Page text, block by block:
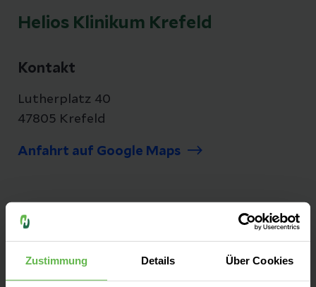
Zustimmung Details Über Cookies
Helios Klinikum Krefeld
Kontakt
Lutherplatz 40
47805 Krefeld
Anfahrt auf Google Maps
Als modernes Haus der Maximalversorgung
Leistungsspektrum der Medizin sowie